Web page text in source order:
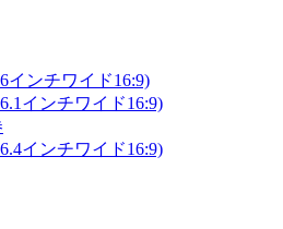
インチワイド16:9)
インチワイド16:9)
インチワイド16:9)